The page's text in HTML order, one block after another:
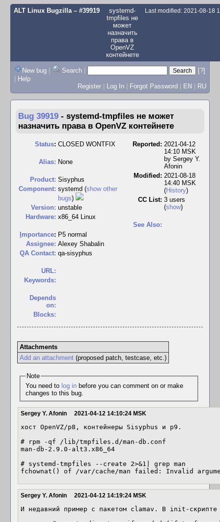
ALT Linux Bugzilla– #39919
systemd-
tmpfiles не
может
назначить
права в
OpenVZ
контейнете
Last modified: 2021-08-18
New bug | Search |
[?]
| Help
Register | Log In | Forgot Password | EN | RU
Bug 39919 - systemd-tmpfiles не может
назначить права в OpenVZ контейнете
Status: CLOSED WONTFIX
Alias: None
Product: Sisyphus
Component: systemd (show other
bugs)
Version: unstable
Hardware: x86_64 Linux
mportance: P5 normal
Assignee: Alexey Shabalin
QA Contact: qa-sisyphus
URL:
Keywords:
Depends
on:
Blocks:
Reported: 2021-04-12
14:10 MSK
by Sergey Y.
Afonin
Modified: 2021-08-18
14:40 MSK
(History)
CC List: 3 users
(show)
See Also:
Attachments
Add an attachment(proposed patch, testcase, etc.)
Note
You need to log inbefore you can comment on or make
changes to this bug.
Sergey Y. Afonin 2021-04-12 14:10:24 MSK
хост OpenVZ/p8, контейнеры Sisyphus и p9.
# rpm -qf /lib/tmpfiles.d/man-db.conf
man-db-2.9.0-alt3.x86_64
# systemd-tmpfiles --create 2>&1| grep man
fchownat() of /var/cache/man failed: Invalid
Sergey Y. Afonin 2021-04-12 14:19:24 MSK
И недавний пример с пакетом clamav. В init-